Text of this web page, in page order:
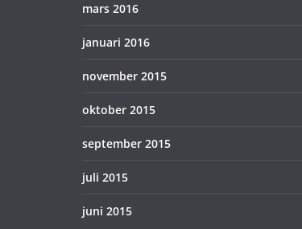
mars 2016
januari 2016
november 2015
oktober 2015
september 2015
juli 2015
juni 2015